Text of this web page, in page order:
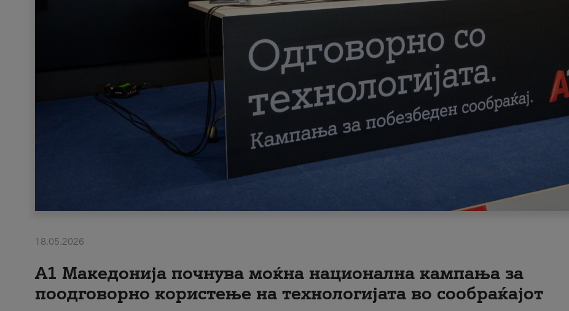
18.05.2026
A1 Македонија почнува моќна национална кампања за
поодговорно користење на технологијата во сообраќајот